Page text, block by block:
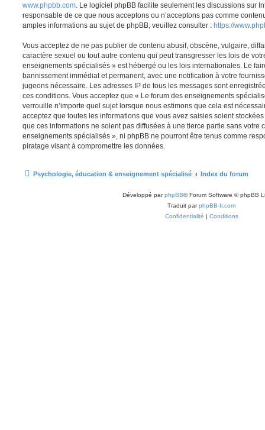
www.phpbb.com . Le logiciel phpBB facilite seulement les discussions sur
responsable de ce que nous acceptons ou n’acceptons pas comme
amples informations au sujet de phpBB, veuillez consulter : https://
Vous acceptez de ne pas publier de contenu abusif, obscène, vulgaire,
caractère sexuel ou tout autre contenu qui peut transgresser les lois de
enseignements spécialisés » est hébergé ou les lois internationales. Le
bannissement immédiat et permanent, avec une notification à votre
jugeons nécessaire. Les adresses IP de tous les messages sont
ces conditions. Vous acceptez que « Le forum des enseignements
verrouille n’importe quel sujet lorsque nous estimons que cela est
acceptez que toutes les informations que vous avez saisies soient
que ces informations ne soient pas diffusées à une tierce partie sans votre
enseignements spécialisés », ni phpBB ne pourront être tenus comme
piratage visant à compromettre les données.
Psychologie, éducation & enseignement spécialisé Index du forum
Développé parphpBB® Forum Software © phpBB
Traduit parphpBB-fr.com
Confidentialité | Conditions